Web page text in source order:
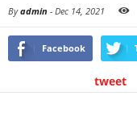
Byadmin - Dec 14, 2021
Facebook
tweet